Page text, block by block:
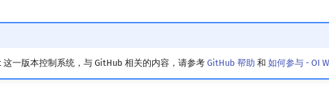
这一版本控制系统，与 GitHub 相关的内容，请参考 GitHub 帮助 和 如何参与 - OI